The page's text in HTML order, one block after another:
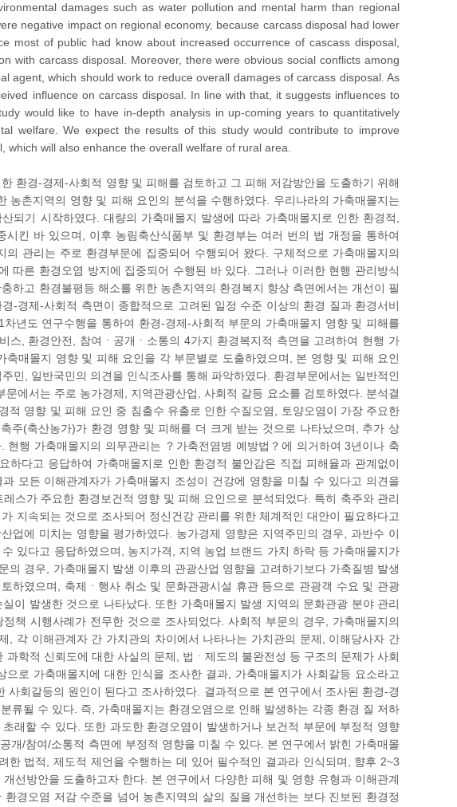
damages such as water pollution and mental harm than regional
negative impact on regional economy, because carcass disposal had lower
most of public had know about increased occurrence of cascass disposal,
with carcass disposal. Moreover, there were obvious social conflicts among
agent, which should work to reduce overall damages of carcass disposal. As
influence on carcass disposal. In line with that, it suggests influences to
would like to have in-depth analysis in up-coming years to quantitatively
welfare. We expect the results of this study would contribute to improve
will also enhance the overall welfare of rural area.
환경-경제-사회적 영향 및 피해를 검토하고 그 피해 저감방안을 도출하기 위해
농촌지역의 영향 및 피해 요인의 분석을 수행하였다. 우리나라의 가축매몰지는
되기 시작하였다. 대량의 가축매몰지 발생에 따라 가축매몰지로 인한 환경적,
킨 바 있으며, 이후 농림축산식품부 및 환경부는 여러 번의 법 개정을 통하여
관리는 주로 환경부문에 집중되어 수행되어 왔다. 구체적으로 가축매몰지의
따른 환경오염 방지에 집중되어 수행된 바 있다. 그러나 이러한 현행 관리방식
하고 환경불평등 해소를 위한 농촌지역의 환경복지 향상 측면에서는 개선이 필
-경제-사회적 측면이 종합적으로 고려된 일정 수준 이상의 환경 질과 환경서비
년도 연구수행을 통하여 환경-경제-사회적 부문의 가축매몰지 영향 및 피해를
, 환경안전, 참여ㆍ공개ㆍ소통의 4가지 환경복지적 측면을 고려하여 현행 가
매몰지 영향 및 피해 요인을 각 부문별로 도출하였으며, 본 영향 및 피해 요인
민, 일반국민의 의견을 인식조사를 통해 파악하였다. 환경부문에서는 일반적인
에서는 주로 농가경제, 지역관광산업, 사회적 갈등 요소를 검토하였다. 분석결
영향 및 피해 요인 중 침출수 유출로 인한 수질오염, 토양오염이 가장 주요한
주(축산농가)가 환경 영향 및 피해를 더 크게 받는 것으로 나타났으며, 추가 상
행 가축매몰지의 의무관리는 ？가축전염병 예방법？에 의거하여 3년이나 축
다고 응답하여 가축매몰지로 인한 환경적 불안감은 직접 피해율과 관계없이
모든 이해관계자가 가축매몰지 조성이 건강에 영향을 미칠 수 있다고 의견을
스가 주요한 환경보건적 영향 및 피해 요인으로 분석되었다. 특히 축주와 관리
지속되는 것으로 조사되어 정신건강 관리를 위한 체계적인 대안이 필요하다고
업에 미치는 영향을 평가하였다. 농가경제 영향은 지역주민의 경우, 과반수 이
있다고 응답하였으며, 농지가격, 지역 농업 브랜드 가치 하락 등 가축매몰지가
경우, 가축매몰지 발생 이후의 관광산업 영향을 고려하기보다 가축질병 발생
하였으며, 축제ㆍ행사 취소 및 문화관광시설 휴관 등으로 관광객 수요 및 관광
이 발생한 것으로 나타났다. 또한 가축매몰지 발생 지역의 문화관광 분야 관리
책 시행사례가 전무한 것으로 조사되었다. 사회적 부문의 경우, 가축매몰지의
각 이해관계자 간 가치관의 차이에서 나타나는 가치관의 문제, 이해당사자 간
학적 신뢰도에 대한 사실의 문제, 법ㆍ제도의 불완전성 등 구조의 문제가 사회
로 가축매몰지에 대한 인식을 조사한 결과, 가축매몰지가 사회갈등 요소라고
회갈등의 원인이 된다고 조사하였다. 결과적으로 본 연구에서 조사된 환경-경
류될 수 있다. 즉, 가축매몰지는 환경오염으로 인해 발생하는 각종 환경 질 저하
래할 수 있다. 또한 과도한 환경오염이 발생하거나 보건적 부문에 부정적 영향
개/참여/소통적 측면에 부정적 영향을 미칠 수 있다. 본 연구에서 밝힌 가축매몰
법적, 제도적 제언을 수행하는 데 있어 필수적인 결과라 인식되며, 향후 2~3
선방안을 도출하고자 한다. 본 연구에서 다양한 피해 및 영향 유형과 이해관계
경오염 저감 수준을 넘어 농촌지역의 삶의 질을 개선하는 보다 진보된 환경정